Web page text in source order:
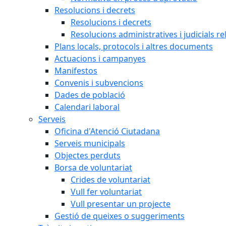
Resolucions i decrets
Resolucions i decrets
Resolucions administratives i judicials
Plans locals, protocols i altres documents
Actuacions i campanyes
Manifestos
Convenis i subvencions
Dades de població
Calendari laboral
Serveis
Oficina d'Atenció Ciutadana
Serveis municipals
Objectes perduts
Borsa de voluntariat
Crides de voluntariat
Vull fer voluntariat
Vull presentar un projecte
Gestió de queixes o suggeriments